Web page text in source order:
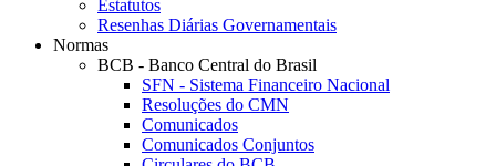
Estatutos
Resenhas Diárias Governamentais
Normas
BCB - Banco Central do Brasil
SFN - Sistema Financeiro Nacional
Resoluções do CMN
Comunicados
Comunicados Conjuntos